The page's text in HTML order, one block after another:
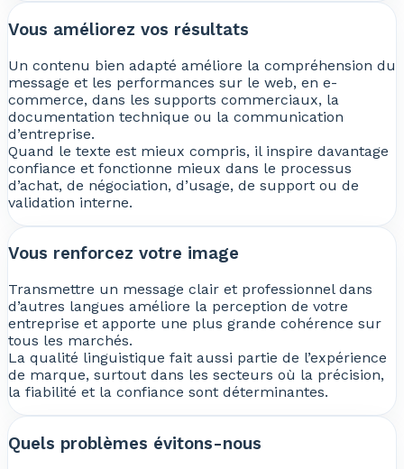
Vous améliorez vos résultats
Un contenu bien adapté améliore la compréhension du
message et les performances sur le web, en e-
commerce, dans les supports commerciaux, la
documentation technique ou la communication
d’entreprise.
Quand le texte est mieux compris, il inspire davantage
confiance et fonctionne mieux dans le processus
d’achat, de négociation, d’usage, de support ou de
validation interne.
Vous renforcez votre image
Transmettre un message clair et professionnel dans
d’autres langues améliore la perception de votre
entreprise et apporte une plus grande cohérence sur
tous les marchés.
La qualité linguistique fait aussi partie de l’expérience
de marque, surtout dans les secteurs où la précision,
la fiabilité et la confiance sont déterminantes.
Quels problèmes évitons-nous